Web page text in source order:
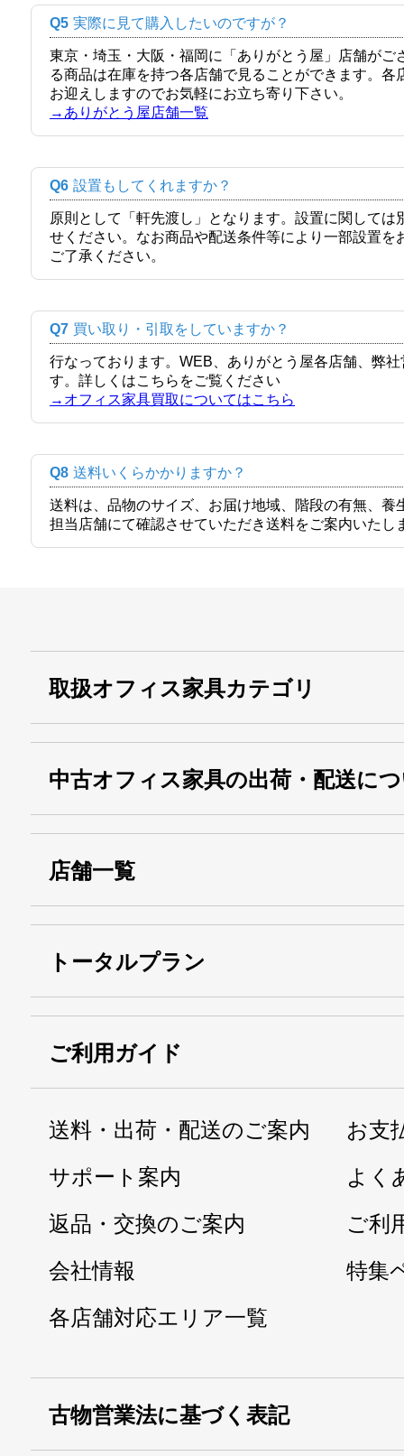
Q5 実際に見て購入したいのですが？
東京・埼玉・大阪・福岡に「ありがとう屋」店舗が
る商品は在庫を持つ各店舗で見ることができます。
お迎えしますのでお気軽にお立ち寄り下さい。
→ありがとう屋店舗一覧
Q6 設置もしてくれますか？
原則として「軒先渡し」となります。設置に関して
せください。なお商品や配送条件等により一部設置
ご了承ください。
Q7 買い取り・引取をしていますか？
行なっております。WEB、ありがとう屋各店舗、弊
す。詳しくはこちらをご覧ください
→オフィス家具買取についてはこちら
Q8 送料いくらかかりますか？
送料は、品物のサイズ、お届け地域、階段の有無、
担当店舗にて確認させていただき送料をご案内いたし
取扱オフィス家具カテゴリ
中古オフィス家具の出荷・配送に
店舗一覧
トータルプラン
ご利用ガイド
送料・出荷・配送のご案内
お支
サポート案内
よく
返品・交換のご案内
ご利
会社情報
特集
各店舗対応エリア一覧
古物営業法に基づく表記